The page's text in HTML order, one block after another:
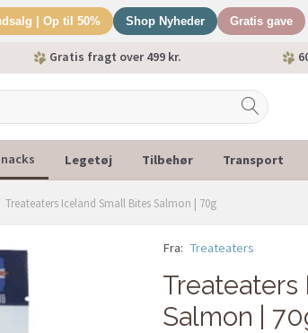
| Op til 50% Shop Nyheder Gratis gave
Gratis fragt over 499 kr.
Legetøj Tilbehør Transport
Treateaters Iceland Small Bites Salmon | 70g
Fra: Treateaters
Treateaters
Salmon |